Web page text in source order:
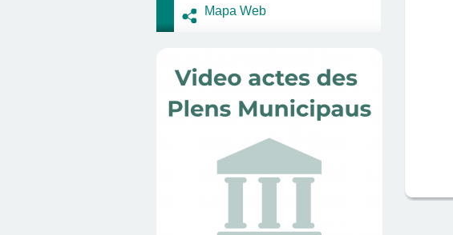
Mapa Web